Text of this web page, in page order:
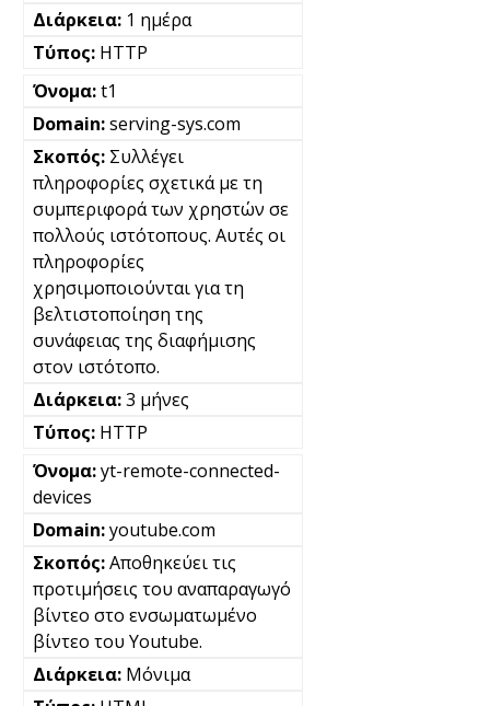
1 ημέρα
HTTP
t1
serving-sys.com
Συλλέγει
πληροφορίες σχετικά με τη
συμπεριφορά των χρηστών σε
πολλούς ιστότοπους. Αυτές οι
πληροφορίες
χρησιμοποιούνται για τη
βελτιστοποίηση της
συνάφειας της διαφήμισης
στον ιστότοπο.
3 μήνες
HTTP
yt-remote-connected-
devices
youtube.com
Αποθηκεύει τις
προτιμήσεις του αναπαραγωγό
βίντεο στο ενσωματωμένο
βίντεο του Youtube.
Μόνιμα